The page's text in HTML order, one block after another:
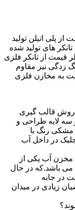
از پلی اتیلن تولید
های تولید شده
قیمت از تانکر فلزی
زدگی نیز مقاوم
به مخازن فلزی
روش قالب گیری
سه لایه طراحی و
مشکی رنگ با
در داخل آب
مخزن آب یکی از
می باشد.که در حال
در جابه
زیادی در میدان